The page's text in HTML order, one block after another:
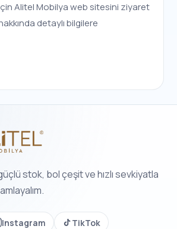
Alitel Mobilya web sitesini ziyaret
detaylı bilgilere
stok, bol çeşit ve hızlı sevkiyatla
Instagram TikTok